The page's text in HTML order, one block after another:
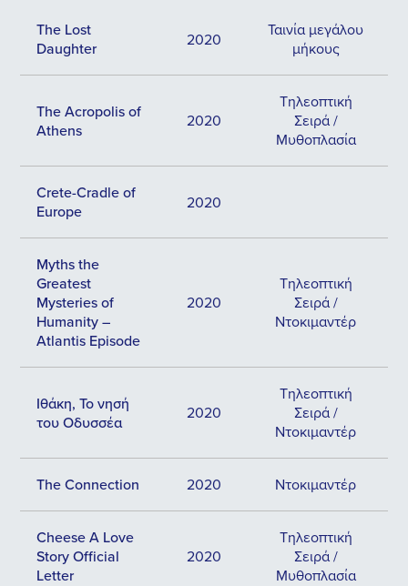
The Lost
Daughter
2020
Ταινία μεγάλου
μήκους
The Acropolis of
Athens
2020
Τηλεοπτική
Σειρά /
Μυθοπλασία
Crete-Cradle of
Europe
2020
Myths the
Greatest
Mysteries of
Humanity –
Atlantis Episode
2020
Τηλεοπτική
Σειρά /
Ντοκιμαντέρ
Ιθάκη, Το νησή
του Οδυσσέα
2020
Τηλεοπτική
Σειρά /
Ντοκιμαντέρ
The Connection 2020 Ντοκιμαντέρ
Cheese A Love
Story Official
Letter
2020
Τηλεοπτική
Σειρά /
Μυθοπλασία